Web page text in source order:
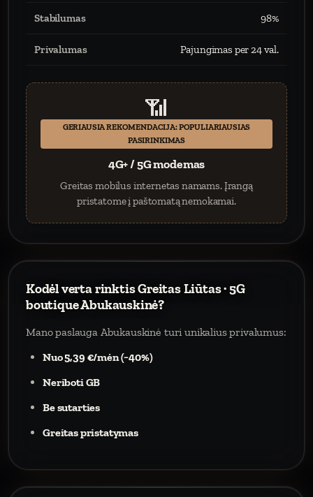
Stabilumas 98%
Privalumas Pajungimas per 24 val.
📶
GERIAUSIA REKOMENDACIJA: POPULIARIAUSIAS
PASIRINKIMAS
4G+ / 5G modemas
Greitas mobilus internetas namams. Įrangą
pristatome į paštomatą nemokamai.
Kodėl verta rinktis Greitas Liūtas · 5G
boutique Abukauskinė?
Mano paslauga Abukauskinė turi unikalius privalumus:
Nuo 5,39 €/mėn (−40%)
Neriboti GB
Be sutarties
Greitas pristatymas